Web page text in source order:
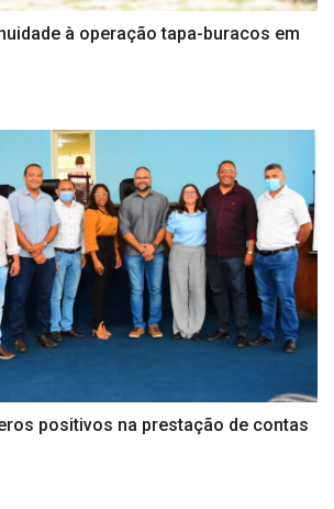
à operação tapa-buracos em
positivos na prestação de contas